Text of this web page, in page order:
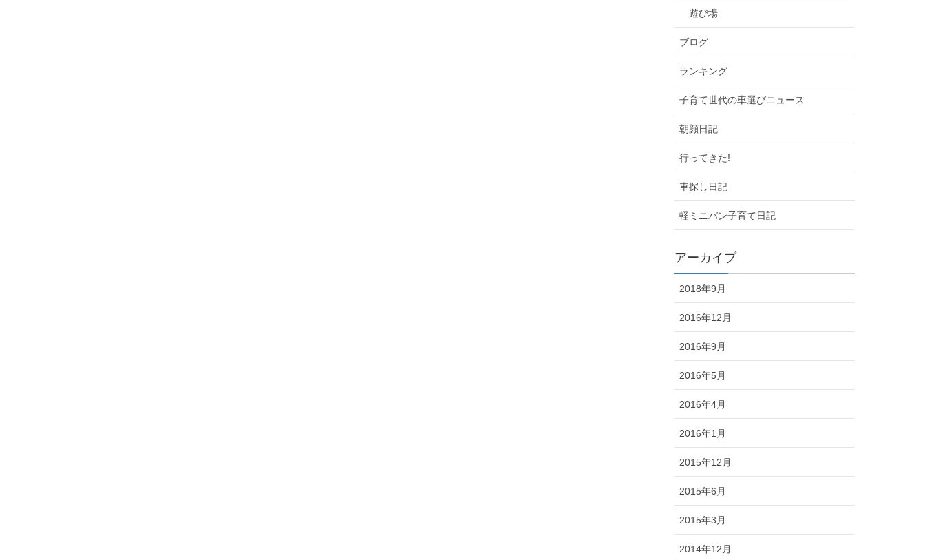
遊び場
ブログ
ランキング
子育て世代の車選びニュース
朝顔日記
行ってきた!
車探し日記
軽ミニバン子育て日記
アーカイブ
2018年9月
2016年12月
2016年9月
2016年5月
2016年4月
2016年1月
2015年12月
2015年6月
2015年3月
2014年12月